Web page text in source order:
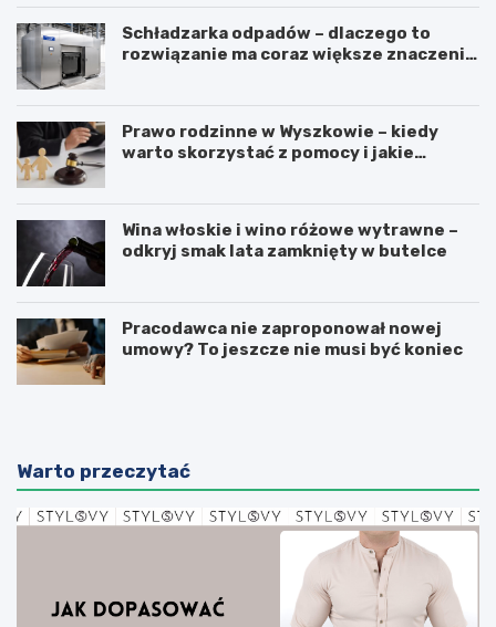
Schładzarka odpadów – dlaczego to
rozwiązanie ma coraz większe znaczenie
Prawo rodzinne w Wyszkowie – kiedy
warto skorzystać z pomocy i jakie
Wina włoskie i wino różowe wytrawne –
odkryj smak lata zamknięty w butelce
Pracodawca nie zaproponował nowej
umowy? To jeszcze nie musi być koniec
Warto przeczytać